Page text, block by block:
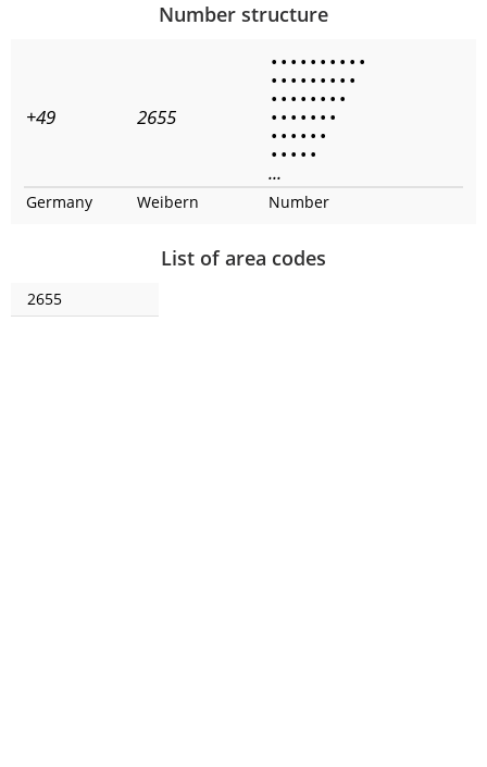
Number structure
+49 2655
• • • • • • • • • •
• • • • • • • • •
• • • • • • • •
• • • • • • •
• • • • • •
• • • • •
...
Germany Weibern Number
List of area codes
2655